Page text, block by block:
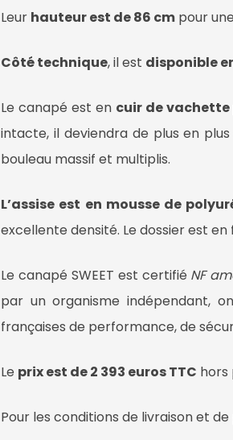
Leur hauteur est de 86 cm pour une
Côté technique, il est disponible
Le canapé est en cuir de vachette
intacte, il deviendra de plus en
bouleau massif et multiplis.
L’assise est en mousse de
excellente densité. Le dossier est
Le canapé SWEET est certifié NF
par un organisme indépendant,
françaises de performance, de
Le prix est de 2 393 euros TTC hors
Pour les conditions de livraison et